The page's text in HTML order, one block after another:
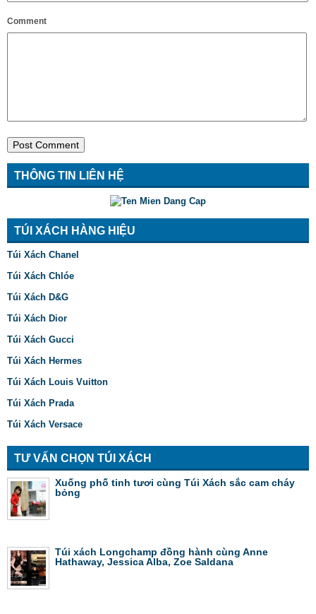
Comment
THÔNG TIN LIÊN HỆ
TÚI XÁCH HÀNG HIỆU
Túi Xách Chanel
Túi Xách Chlóe
Túi Xách D&G
Túi Xách Dior
Túi Xách Gucci
Túi Xách Hermes
Túi Xách Louis Vuitton
Túi Xách Prada
Túi Xách Versace
TƯ VẤN CHỌN TÚI XÁCH
Xuống phố tinh tươi cùng Túi Xách sắc cam cháy
bỏng
Túi xách Longchamp đồng hành cùng Anne
Hathaway, Jessica Alba, Zoe Saldana